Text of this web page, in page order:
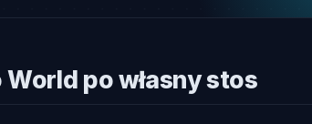
po własny stos